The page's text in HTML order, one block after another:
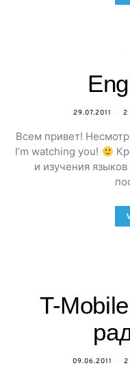
29.07.2011 2
Всем привет!
I’m watching you!
и изучения
T-
09.06.2011